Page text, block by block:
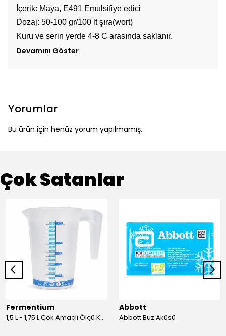
İçerik: Maya, E491 Emulsifiye edici
Dozaj: 50-100 gr/100 lt şıra(wort)
Kuru ve serin yerde 4-8 C arasında saklanır.
Devamını Göster
Yorumlar
Bu ürün için henüz yorum yapılmamış.
Çok Satanlar
Fermentium
1,5 L - 1,75 L Çok Amaçlı Ölçü Kabı PlastArt
Abbott
Abbott Buz Aküsü